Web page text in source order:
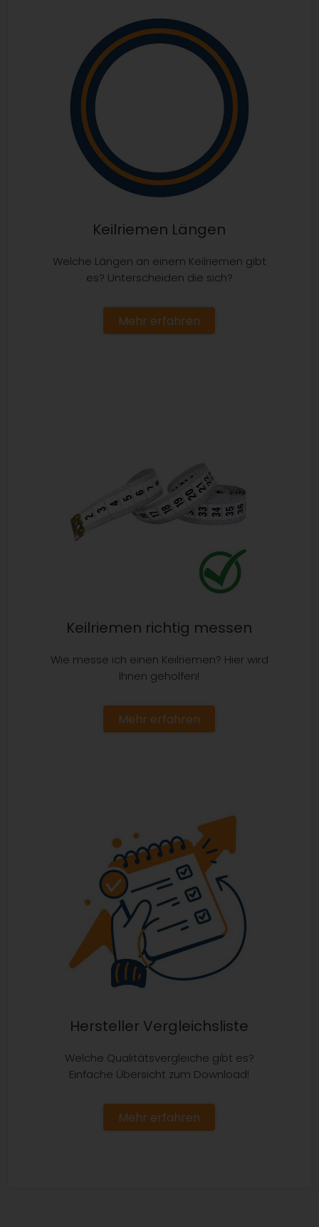
Keilriemen Längen
Welche Längen an einem Keilriemen gibt
es? Unterscheiden die sich?
Mehr erfahren
Keilriemen richtig messen
Wie messe ich einen Keilriemen? Hier wird
Ihnen geholfen!
Mehr erfahren
Hersteller Vergleichsliste
Welche Qualitätsvergleiche gibt es?
Einfache Übersicht zum Download!
Mehr erfahren